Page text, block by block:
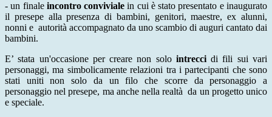
-un finale incontro conviviale in cui è stato presentato e inaugurato
il presepe alla presenza di bambini, genitori, maestre, ex alunni,
nonni e autorità accompagnato da uno scambio di auguri cantato dai
bambini.
E’ stata un'occasioneper creare non solo intreccidi fili sui vari
personaggi, ma simbolicamente relazioni tra i partecipanti che sono
stati uniti non solo da un filo che scorre da personaggio a
personaggio nel presepe, ma anche nella realtà da un progetto unico
e speciale.